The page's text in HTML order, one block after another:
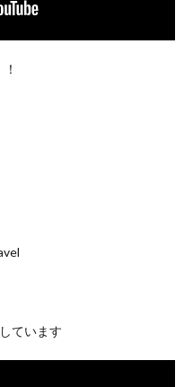
ています